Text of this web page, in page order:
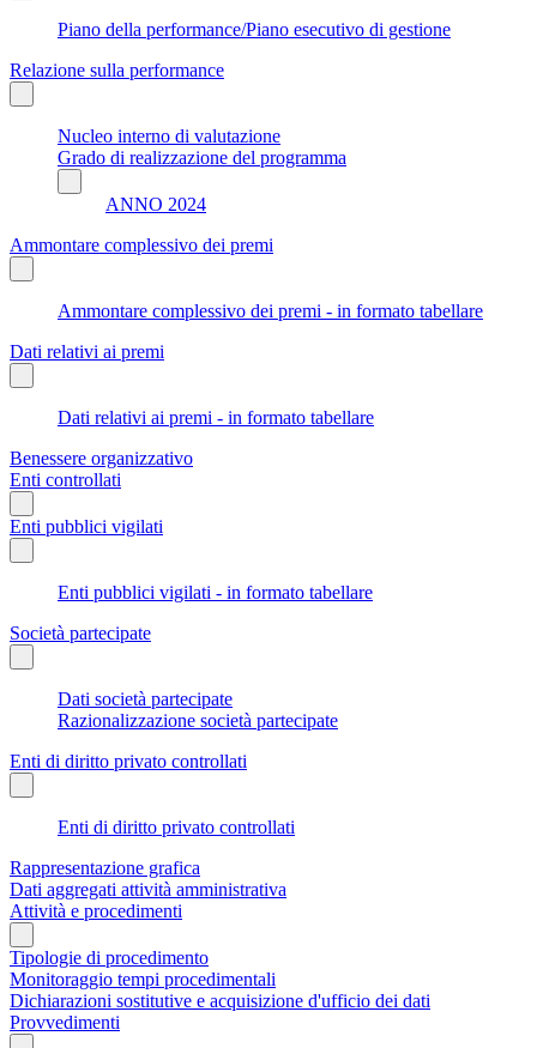
Piano della performance/Piano esecutivo di gestione
Relazione sulla performance
Nucleo interno di valutazione
Grado di realizzazione del programma
ANNO 2024
Ammontare complessivo dei premi
Ammontare complessivo dei premi - in formato tabellare
Dati relativi ai premi
Dati relativi ai premi - in formato tabellare
Benessere organizzativo
Enti controllati
Enti pubblici vigilati
Enti pubblici vigilati - in formato tabellare
Società partecipate
Dati società partecipate
Razionalizzazione società partecipate
Enti di diritto privato controllati
Enti di diritto privato controllati
Rappresentazione grafica
Dati aggregati attività amministrativa
Attività e procedimenti
Tipologie di procedimento
Monitoraggio tempi procedimentali
Dichiarazioni sostitutive e acquisizione d'ufficio dei dati
Provvedimenti